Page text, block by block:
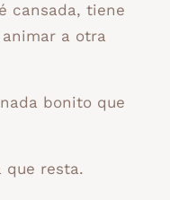
cansada, tiene
a otra
bonito que
que resta.